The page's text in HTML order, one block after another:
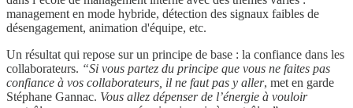
management en mode hybride, détection des signaux faibles de
désengagement, animation d'équipe, etc.
Un résultat qui repose sur un principe de base : la confiance dans les
collaborateurs. “Si vous partez du principe que vous ne faites pas
confiance à vos collaborateurs, il ne faut pas y aller, met en garde
Stéphane Gannac. Vous allez dépenser de l’énergie à vouloir